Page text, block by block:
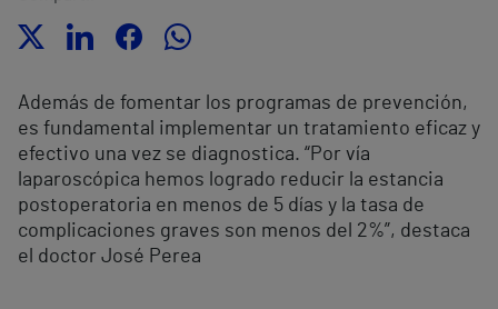
Además de fomentar los programas de prevención,
es fundamental implementar un tratamiento eficaz y
efectivo una vez se diagnostica. “Por vía
laparoscópica hemos logrado reducir la estancia
postoperatoria en menos de 5 días y la tasa de
complicaciones graves son menos del 2%”, destaca
el doctor José Perea